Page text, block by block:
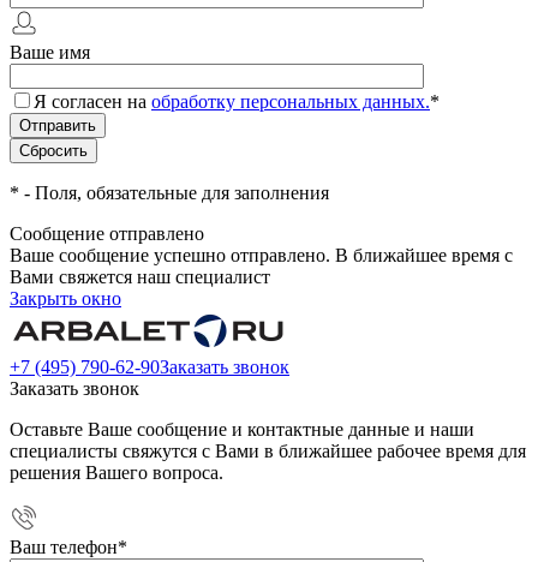
Ваше имя
Я согласен на обработку персональных данных.*
* - Поля, обязательные для заполнения
Сообщение отправлено
Ваше сообщение успешно отправлено. В ближайшее время с
Вами свяжется наш специалист
Закрыть окно
+7 (495) 790-62-90Заказать звонок
Заказать звонок
Оставьте Ваше сообщение и контактные данные и наши
специалисты свяжутся с Вами в ближайшее рабочее время для
решения Вашего вопроса.
Ваш телефон*